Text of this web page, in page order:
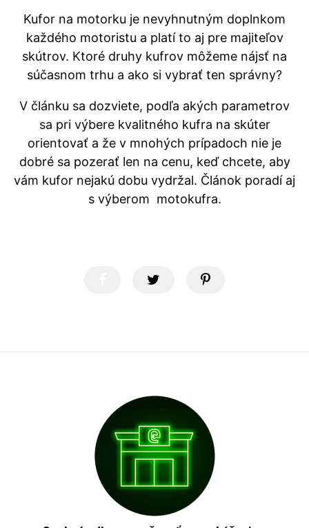
Kufor na motorku je nevyhnutným doplnkom
každého motoristu a platí to aj pre majiteľov
skútrov. Ktoré druhy kufrov môžeme nájsť na
súčasnom trhu a ako si vybrať ten správny?
V článku sa dozviete, podľa akých parametrov
sa pri výbere kvalitného kufra na skúter
orientovať a že v mnohých prípadoch nie je
dobré sa pozerať len na cenu, keď chcete, aby
vám kufor nejakú dobu vydržal. Článok poradí aj
s výberom motokufra.